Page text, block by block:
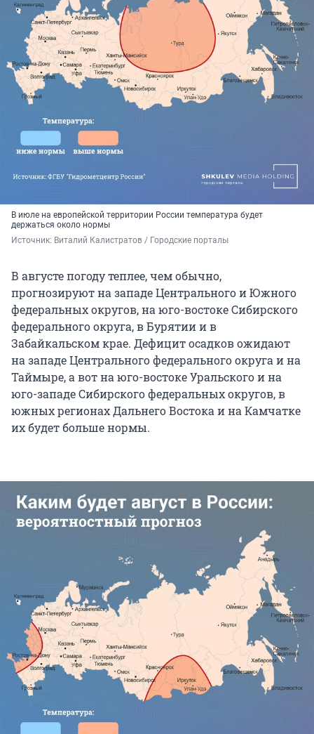
В июле на европейской территории России температура будет
держаться около нормы
Источник: Виталий Калистратов / Городские порталы
В августе погоду теплее, чем обычно,
прогнозируют на западе Центрального и Южного
федеральных округов, на юго-востоке Сибирского
федерального округа, в Бурятии и в
Забайкальском крае. Дефицит осадков ожидают
на западе Центрального федерального округа и на
Таймыре, а вот на юго-востоке Уральского и на
юго-западе Сибирского федеральных округов, в
южных регионах Дальнего Востока и на Камчатке
их будет больше нормы.